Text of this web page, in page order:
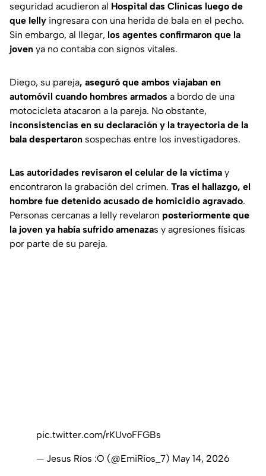
seguridad acudieron al Hospital das Clínicas luego de
que Ielly ingresara con una herida de bala en el pecho.
Sin embargo, al llegar, los agentes confirmaron que la
joven ya no contaba con signos vitales.
Diego, su pareja, aseguró que ambos viajaban en
automóvil cuando hombres armados a bordo de una
motocicleta atacaron a la pareja. No obstante,
inconsistencias en su declaración y la trayectoria de la
bala despertaron sospechas entre los investigadores.
Las autoridades revisaron el celular de la víctima y
encontraron la grabación del crimen. Tras el hallazgo, el
hombre fue detenido acusado de homicidio agravado.
Personas cercanas a Ielly revelaron posteriormente que
la joven ya había sufrido amenazas y agresiones físicas
por parte de su pareja.
pic.twitter.com/rKUvoFFGBs
— Jesus Ríos :O (@EmiRios_7) May 14, 2026